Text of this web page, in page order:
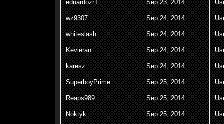
eduardozr1 Sep 23, 2014
wz9307 Sep 24, 2014
whiteslash Sep 24, 2014
Kevieran Sep 24, 2014
karesz Sep 24, 2014
SuperboyPrime Sep 25, 2014
Reaps989 Sep 25, 2014
Noktyk Sep 25, 2014